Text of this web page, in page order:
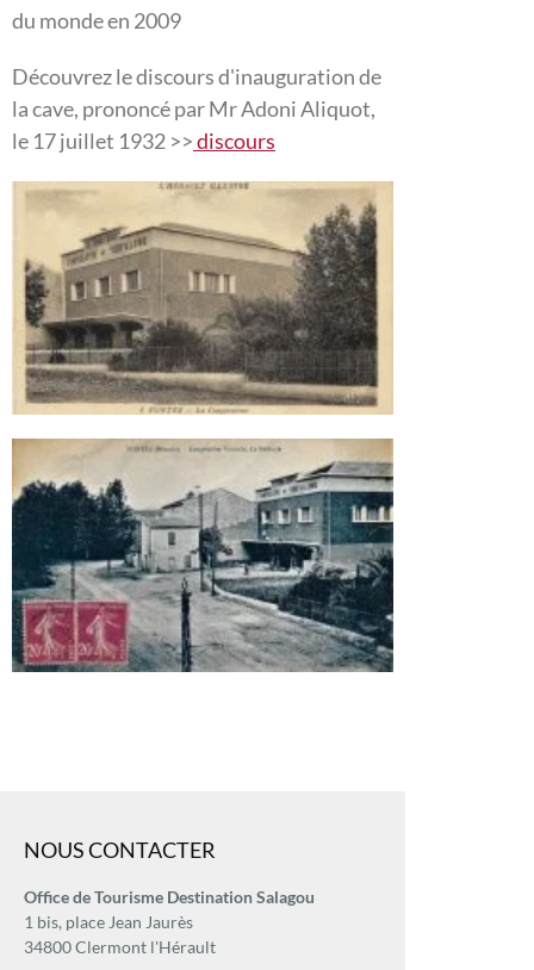
du monde en 2009
Découvrez le discours d'inauguration de
la cave, prononcé par Mr Adoni Aliquot,
le 17 juillet 1932 >>discours
NOUS CONTACTER
Office de Tourisme Destination Salagou
1 bis, place Jean Jaurès
34800 Clermont l'Hérault